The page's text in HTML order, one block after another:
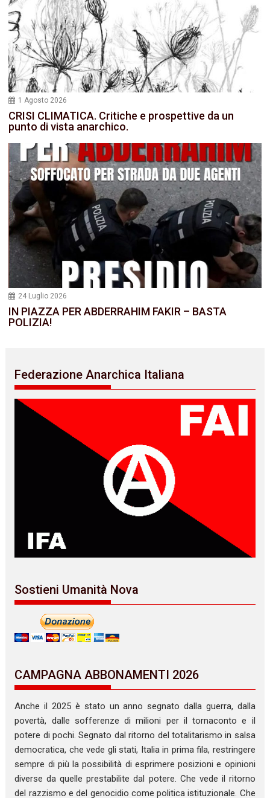
1 Agosto 2026
CRISI CLIMATICA. Critiche e prospettive da un
punto di vista anarchico.
24 Luglio 2026
IN PIAZZA PER ABDERRAHIM FAKIR – BASTA
POLIZIA!
Federazione Anarchica Italiana
Sostieni Umanità Nova
CAMPAGNA ABBONAMENTI 2026
Anche il 2025 è stato un anno segnato dalla guerra, dalla
povertà, dalle sofferenze di milioni per il tornaconto e il
potere di pochi. Segnato dal ritorno del totalitarismo in salsa
democratica, che vede gli stati, Italia in prima fila, restringere
sempre di più la possibilità di esprimere posizioni e opinioni
diverse da quelle prestabilite dal potere. Che vede il ritorno
del razzismo e del genocidio come politica istituzionale. Che